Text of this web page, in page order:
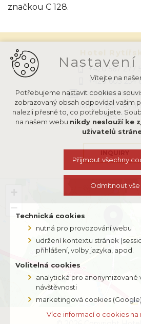
značkou C 128.
+420 567 277
+420 603 254
Jamné 156 -
588 21
Nastavení
Vítejte na
Potřebujeme nastavit cookies a
zobrazovaný obsah odpovídal vašim
nalezli přesně to, co potřebujete.
na našem webu nikdy neslouží ke
uživatelů
Přijmout všechny
Odmítnout vše
Technická cookies
nutná pro provozování webu
udržení kontextu stránek
přihlášení, volby jazyka, apod.
Volitelná cookies
analytická pro anonymizované
návštěvnosti
marketingová cookies (Google)
Více informací o cookies na